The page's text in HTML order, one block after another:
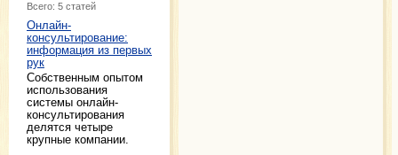
Всего: 5 статей
Онлайн-
консультирование:
информация из первых
рук
Собственным опытом
использования
системы онлайн-
консультирования
делятся четыре
крупные компании.